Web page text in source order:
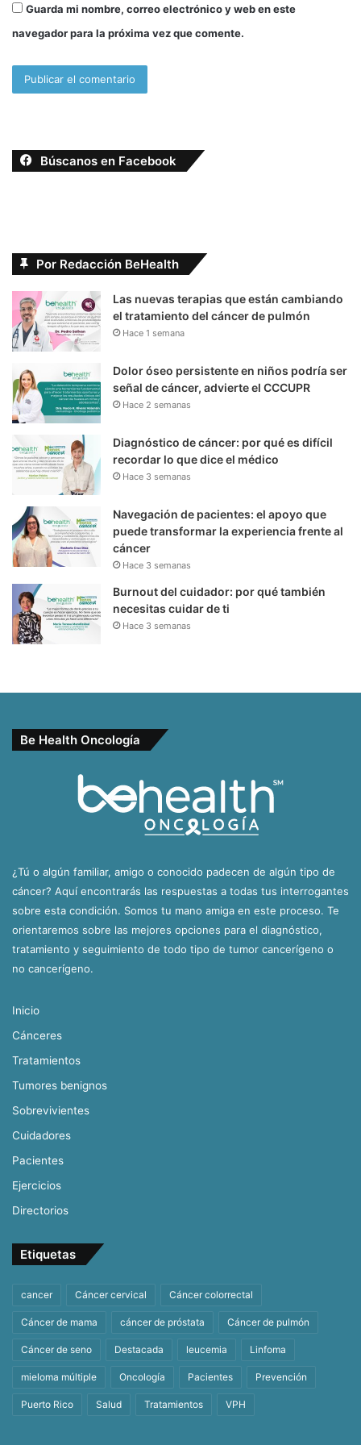
Guarda mi nombre, correo electrónico y web en este
navegador para la próxima vez que comente.
Búscanos en Facebook
Por Redacción BeHealth
Las nuevas terapias que están cambiando
el tratamiento del cáncer de pulmón
Hace 1 semana
Dolor óseo persistente en niños podría ser
señal de cáncer, advierte el CCCUPR
Hace 2 semanas
Diagnóstico de cáncer: por qué es difícil
recordar lo que dice el médico
Hace 3 semanas
Navegación de pacientes: el apoyo que
puede transformar la experiencia frente al
cáncer
Hace 3 semanas
Burnout del cuidador: por qué también
necesitas cuidar de ti
Hace 3 semanas
Be Health Oncología
¿Tú o algún familiar, amigo o conocido padecen de algún tipo de
cáncer? Aquí encontrarás las respuestas a todas tus interrogantes
sobre esta condición. Somos tu mano amiga en este proceso. Te
orientaremos sobre las mejores opciones para el diagnóstico,
tratamiento y seguimiento de todo tipo de tumor cancerígeno o
no cancerígeno.
Inicio
Cánceres
Tratamientos
Tumores benignos
Sobrevivientes
Cuidadores
Pacientes
Ejercicios
Directorios
Etiquetas
cancer Cáncer cervical Cáncer colorrectal
Cáncer de mama cáncer de próstata Cáncer de pulmón
Cáncer de seno Destacada leucemia Linfoma
mieloma múltiple Oncología Pacientes Prevención
Puerto Rico Salud Tratamientos VPH